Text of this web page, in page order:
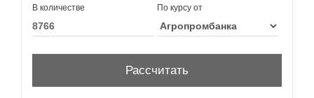
В количестве По курсу от